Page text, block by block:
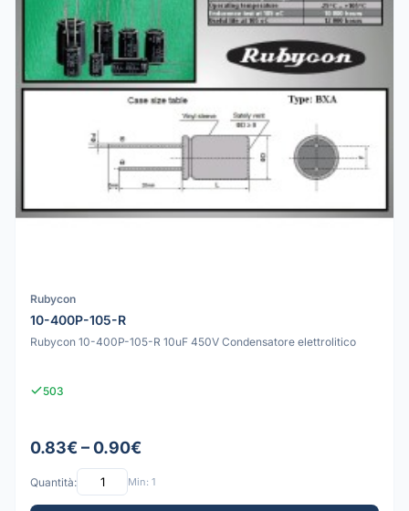
Rubycon
10-400P-105-R
Rubycon 10-400P-105-R 10uF 450V Condensatore elettrolitico
503
0.83€ – 0.90€
Quantità: Min: 1